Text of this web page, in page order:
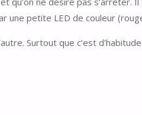
une petite LED de couleur
Surtout que c’est